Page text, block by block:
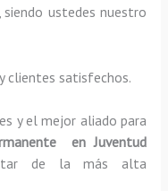
ustedes nuestro
clientes satisfechos.
y el mejor aliado para
en Juventud
de la más alta